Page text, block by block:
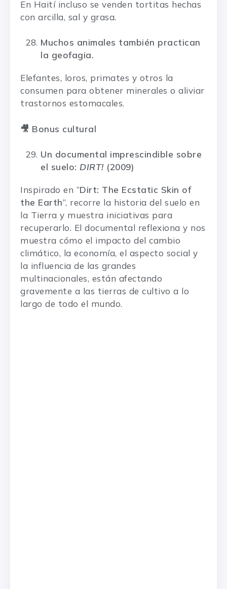
En Haití incluso se venden tortitas hechas
con arcilla, sal y grasa.
Muchos animales también practican
la geofagia.
Elefantes, loros, primates y otros la
consumen para obtener minerales o aliviar
trastornos estomacales.
🎥 Bonus cultural
Un documental imprescindible sobre
el suelo: DIRT!(2009)
Inspirado en “Dirt: The Ecstatic Skin of
the Earth”, recorre la historia del suelo en
la Tierra y muestra iniciativas para
recuperarlo. El documental reflexiona y nos
muestra cómo el impacto del cambio
climático, la economía, el aspecto social y
la influencia de las grandes
multinacionales, están afectando
gravemente a las tierras de cultivo a lo
largo de todo el mundo.